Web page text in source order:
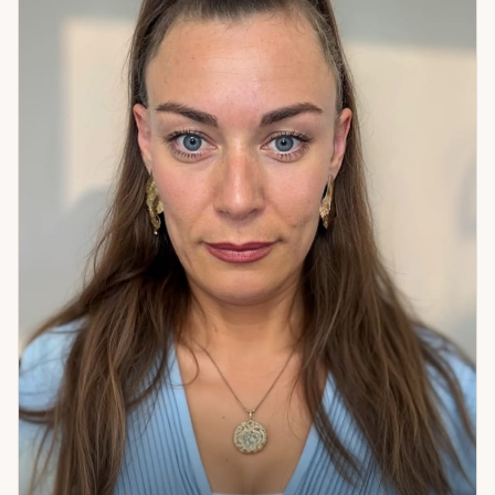
знаешь, как поступить; определение негативных влияний
и работа по очищению состояния. Отдельная практика —
работа с воском: помогает выявить и снять то, что создаёт
внутреннее напряжение и блокирует движение. Если
ситуация запуталась — я помогу в ней разобраться.